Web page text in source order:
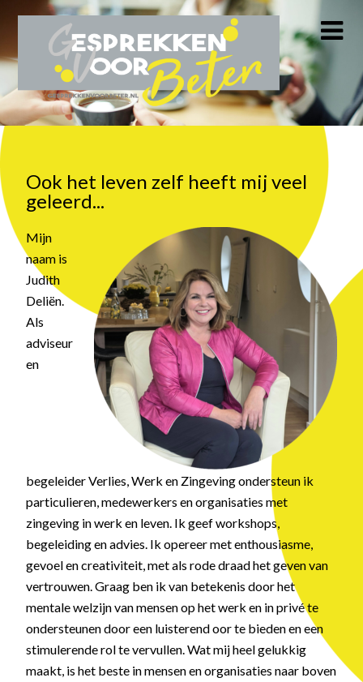
Ook het leven zelf heeft mij veel
geleerd...
Mijn
naam is
Judith
Deliën.
Als
adviseur
en
begeleider Verlies, Werk en Zingeving ondersteun ik
particulieren, medewerkers en organisaties met
zingeving in werk en leven. Ik geef workshops,
begeleiding en advies. Ik opereer met enthousiasme,
gevoel en creativiteit, met als rode draad het geven van
vertrouwen. Graag ben ik van betekenis door het
mentale welzijn van mensen op het werk en in privé te
ondersteunen door een luisterend oor te bieden en een
stimulerende rol te vervullen. Wat mij heel gelukkig
maakt, is het beste in mensen en organisaties naar boven